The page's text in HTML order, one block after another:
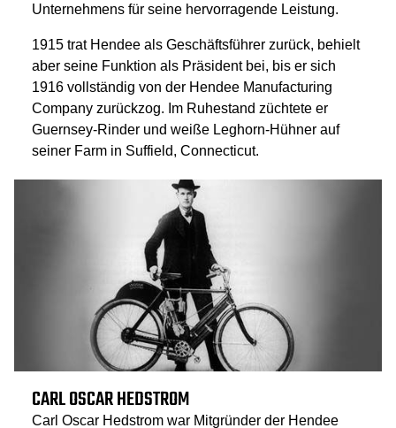
Unternehmens für seine hervorragende Leistung.
1915 trat Hendee als Geschäftsführer zurück, behielt
aber seine Funktion als Präsident bei, bis er sich
1916 vollständig von der Hendee Manufacturing
Company zurückzog. Im Ruhestand züchtete er
Guernsey-Rinder und weiße Leghorn-Hühner auf
seiner Farm in Suffield, Connecticut.
CARL OSCAR HEDSTROM
Carl Oscar Hedstrom war Mitgründer der Hendee